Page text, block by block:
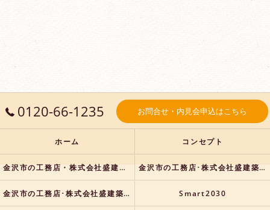
0120-66-1235 お問合せ・内見会申込はこちら
ホーム コンセプト
金沢市の工務店・株式会社盛建築の口コミ情報 金沢市の工務店･株式会社盛建築の評判
金沢市の工務店･株式会社盛建築のお客様の声 Smart2030